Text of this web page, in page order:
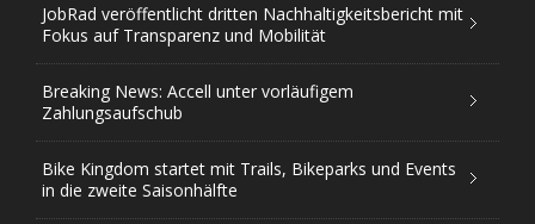
JobRad veröffentlicht dritten Nachhaltigkeitsbericht mit
Fokus auf Transparenz und Mobilität
Breaking News: Accell unter vorläufigem
Zahlungsaufschub
Bike Kingdom startet mit Trails, Bikeparks und Events
in die zweite Saisonhälfte